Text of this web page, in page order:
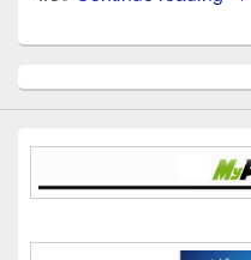
Sidebar
Widget